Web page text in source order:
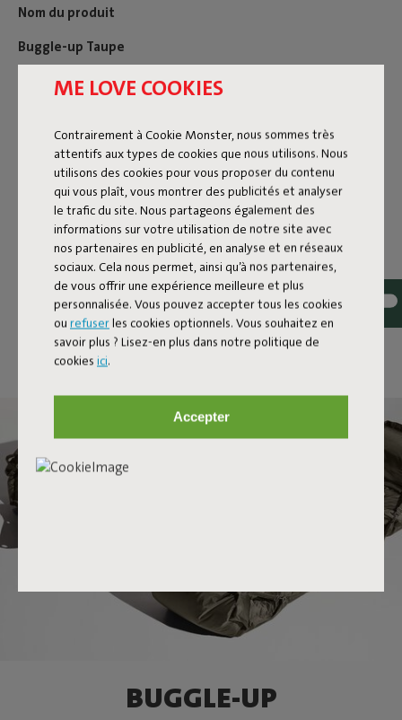
ME LOVE COOKIES
Contrairement à Cookie Monster, nous sommes très
attentifs aux types de cookies que nous utilisons. Nous
utilisons des cookies pour vous proposer du contenu
qui vous plaît, vous montrer des publicités et analyser
le trafic du site. Nous partageons également des
informations sur votre utilisation de notre site avec
nos partenaires en publicité, en analyse et en réseaux
sociaux. Cela nous permet, ainsi qu’à nos partenaires,
de vous offrir une expérience meilleure et plus
personnalisée. Vous pouvez accepter tous les cookies
ou refuserles cookies optionnels. Vous souhaitez en
savoir plus ? Lisez-en plus dans notre politique de
cookies ici.
Accepter
Nom du produit
Buggle-up Taupe
Informations utilisateur
Reviews: 4.7 / 5 (14 reviews)
Nos produits chez vous.
Identifiez @fatboy_original ou utilisez le hashtag
#fatboyoriginal et partager ici.
BUGGLE-UP